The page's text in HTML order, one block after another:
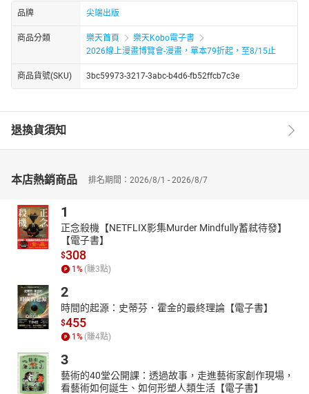
品牌 尖端出版
商品分類 樂天首頁
樂天Kobo電子書
2026線上漫畫博覽會-漫畫，單本79折起，至8/15止
商品貨號(SKU) 3bc59973-3217-3abc-b4d6-fb52ffcb7c3e
退換貨須知
本店熱銷商品 排名期間：2026/8/1 - 2026/8/7
1
正念殺機【NETFLIX影集Murder Mindfully蓄弒待發】
【電子書】
$308
1% (賺3點)
2
時間的起源：史蒂芬．霍金的最終理論【電子書】
$455
1% (賺4點)
3
藝術的40堂公開課：透過故事，走進藝術家創作現場，
看藝術如何誕生、如何形塑人類生活【電子書】